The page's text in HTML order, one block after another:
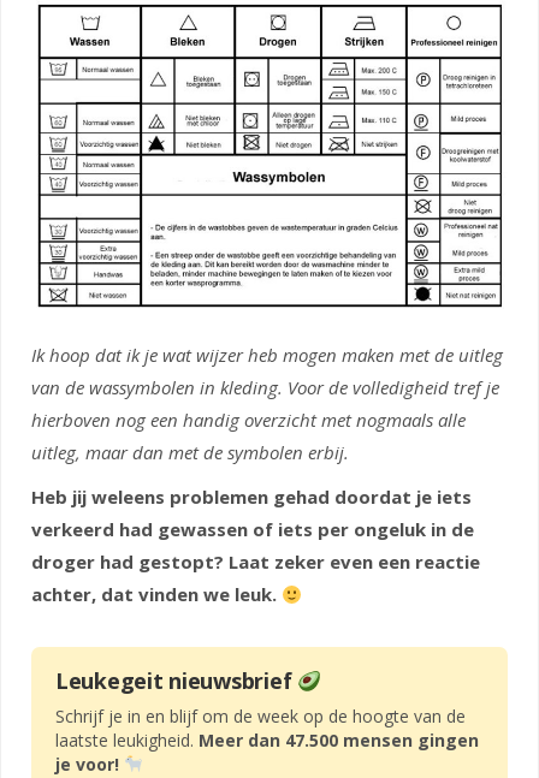
Ik hoop dat ik je wat wijzer heb mogen maken met de uitleg
van de wassymbolen in kleding. Voor de volledigheid tref je
hierboven nog een handig overzicht met nogmaals alle
uitleg, maar dan met de symbolen erbij.
Heb jij weleens problemen gehad doordat je iets
verkeerd had gewassen of iets per ongeluk in de
droger had gestopt? Laat zeker even een reactie
achter, dat vinden we leuk.
Leukegeit nieuwsbrief
Schrijf je in en blijf om de week op de hoogte van de
laatste leukigheid. Meer dan 47.500 mensen gingen
je voor!